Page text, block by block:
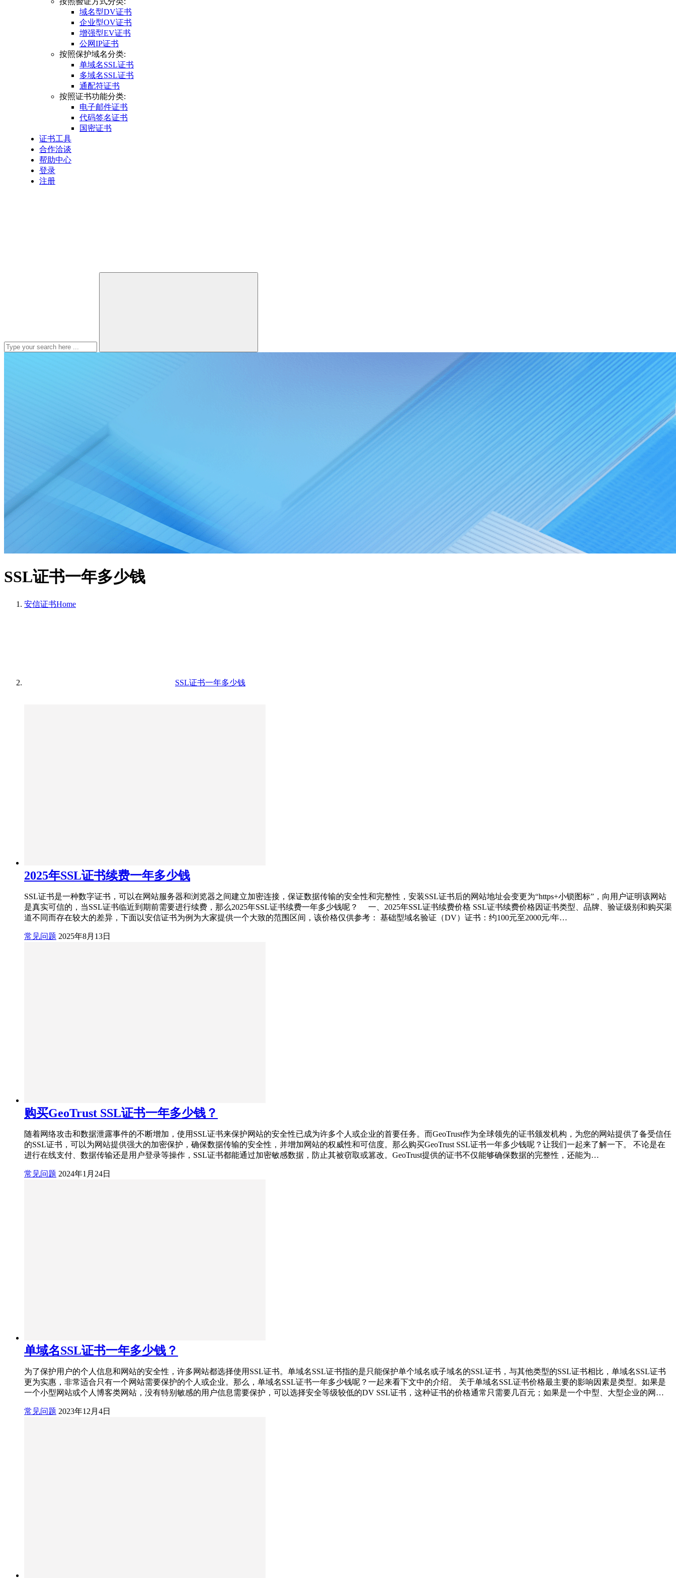
域名型DV证书
企业型OV证书
增强型EV证书
公网IP证书
按照保护域名分类:
单域名SSL证书
多域名SSL证书
通配符证书
按照证书功能分类:
电子邮件证书
代码签名证书
国密证书
证书工具
合作洽谈
帮助中心
登录
注册
SSL证书一年多少钱
安信证书Home
SSL证书一年多少钱
2025年SSL证书续费一年多少钱
SSL证书是一种数字证书，可以在网站服务器和浏览器之间建立加密连接，保证数据传输的安全性和完整性，安装SSL证书后的网站地址会变更为“https+小锁图标”，向用户证明该网站
是真实可信的，当SSL证书临近到期前需要进行续费，那么2025年SSL证书续费一年多少钱呢？ 一、2025年SSL证书续费价格 SSL证书续费价格因证书类型、品牌、验证级别和购买渠
道不同而存在较大的差异，下面以安信证书为例为大家提供一个大致的范围区间，该价格仅供参考： 基础型域名验证（DV）证书：约100元至2000元/年…
常见问题 2025年8月13日
购买GeoTrust SSL证书一年多少钱？
随着网络攻击和数据泄露事件的不断增加，使用SSL证书来保护网站的安全性已成为许多个人或企业的首要任务。而GeoTrust作为全球领先的证书颁发机构，为您的网站提供了备受信任
的SSL证书，可以为网站提供强大的加密保护，确保数据传输的安全性，并增加网站的权威性和可信度。那么购买GeoTrust SSL证书一年多少钱呢？让我们一起来了解一下。 不论是在
进行在线支付、数据传输还是用户登录等操作，SSL证书都能通过加密敏感数据，防止其被窃取或篡改。GeoTrust提供的证书不仅能够确保数据的完整性，还能为…
常见问题 2024年1月24日
单域名SSL证书一年多少钱？
为了保护用户的个人信息和网站的安全性，许多网站都选择使用SSL证书。单域名SSL证书指的是只能保护单个域名或子域名的SSL证书，与其他类型的SSL证书相比，单域名SSL证书
更为实惠，非常适合只有一个网站需要保护的个人或企业。那么，单域名SSL证书一年多少钱呢？一起来看下文中的介绍。 关于单域名SSL证书价格最主要的影响因素是类型。如果是
一个小型网站或个人博客类网站，没有特别敏感的用户信息需要保护，可以选择安全等级较低的DV SSL证书，这种证书的价格通常只需要几百元；如果是一个中型、大型企业的网…
常见问题 2023年12月4日